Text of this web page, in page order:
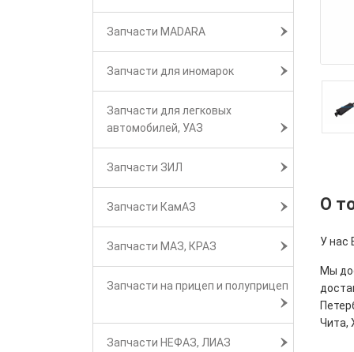
Запчасти MADARA
Запчасти для иномарок
Запчасти для легковых
автомобилей, УАЗ
Запчасти ЗИЛ
Запчасти КамАЗ
Запчасти МАЗ, КРАЗ
Запчасти на прицеп и полуприцеп
Запчасти НЕФАЗ, ЛИАЗ
О
У нас
Мы
Чита,